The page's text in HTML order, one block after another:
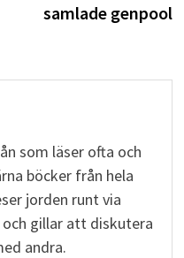
samlade genpool
som läser ofta och
böcker från hela
jorden runt via
gillar att diskutera
andra.